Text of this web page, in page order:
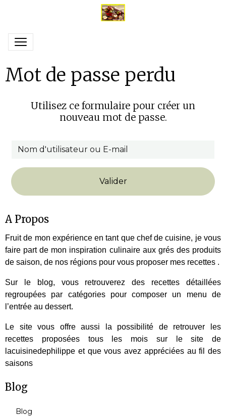
Mot de passe perdu
Utilisez ce formulaire pour créer un
nouveau mot de passe.
Valider
A Propos
Fruit de mon expérience en tant que chef de cuisine, je vous
faire part de mon inspiration culinaire aux grés des produits
de saison, de nos régions pour vous proposer mes recettes .
Sur le blog, vous retrouverez des recettes détaillées
regroupées par catégories pour composer un menu de
l’entrée au dessert.
Le site vous offre aussi la possibilité de retrouver les
recettes proposées tous les mois sur le site de
lacuisinedephilippe et que vous avez appréciées au fil des
saisons
Blog
Blog